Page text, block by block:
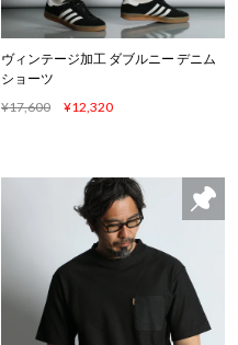
ヴィンテージ加工 ダブルニー デニム
ショーツ
¥17,600
¥12,320